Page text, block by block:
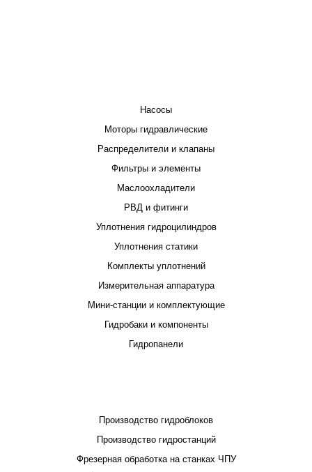
Насосы
Моторы гидравлические
Распределители и клапаны
Фильтры и элементы
Маслоохладители
РВД и фитинги
Уплотнения гидроцилиндров
Уплотнения статики
Комплекты уплотнений
Измерительная аппаратура
Мини-станции и комплектующие
Гидробаки и компоненты
Гидропанели
Производство гидроблоков
Производство гидростанций
Фрезерная обработка на станках ЧПУ